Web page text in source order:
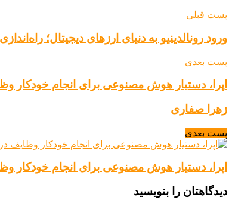
پست قبلی
ورود رونالدینیو به دنیای ارزهای دیجیتال؛
پست بعدی
اپرا، دستیار هوش مصنوعی برای انجام خودکار
زهرا صفاری
پست بعدی
اپرا، دستیار هوش مصنوعی برای انجام خودکار
دیدگاهتان را بنویسید